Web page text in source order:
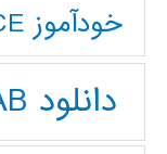
خودآموز HSPICE
دانلود MATLAB